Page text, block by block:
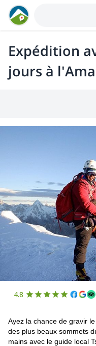
Expédition
jours à
4.8
Ayez la chance de gravir
des plus beaux sommets
mains avec le guide local